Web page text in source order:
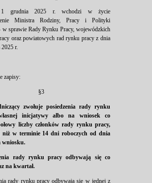
grudnia 2025 r. wchodzi w życie
Ministra Rodziny, Pracy i Polityki
w sprawie Rady Rynku Pracy, wojewódzkich
oraz powiatowych rad rynku pracy z dnia
r.
zapisy:
§3
zwołuje posiedzenia rady rynku
inicjatywy albo na wniosek co
liczby członków rady rynku pracy,
niż w terminie 14 dni roboczych od dnia
wniosku.
rady rynku pracy odbywają się co
na kwartał.
rady rynku pracy odbywają się w jednej z